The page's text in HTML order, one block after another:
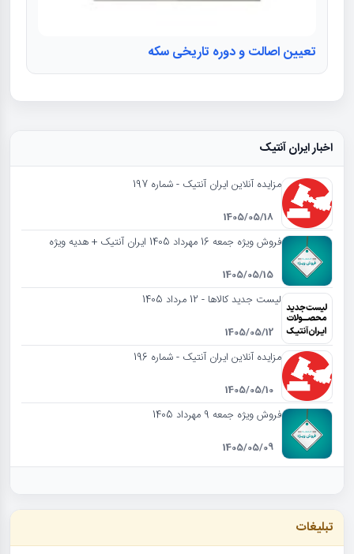
تعیین اصالت و دوره تاریخی سکه
اخبار ایران آنتیک
مزایده آنلاین ایران آنتیک - شماره 197
1405/05/18
فروش ویژه جمعه 16 مهرداد 1405 ایران آنتیک + هدیه ویژه
1405/05/15
لیست جدید کالاها - 12 مرداد 1405
1405/05/12
مزایده آنلاین ایران آنتیک - شماره 196
1405/05/10
فروش ویژه جمعه 9 مهرداد 1405
1405/05/09
تبلیغات